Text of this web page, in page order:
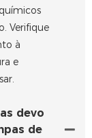
Verifique
à
e
devo
de